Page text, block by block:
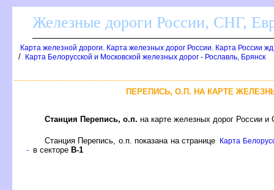
Железные дороги России, СНГ,
Карта железной дороги. Карта железных дорог России. Карта России
/ Карта Белорусской и Московской железных дорог - Рославль, Брянск
ПЕРЕПИСЬ, О.П. НА КАРТЕ
Станция Перепись, о.п. на карте железных дорог России и
Станция Перепись, о.п. показана на странице Карта
- секторе -1